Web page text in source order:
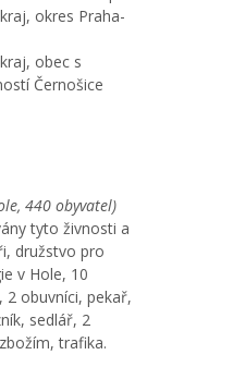
okres Praha-
obec s
Černošice
440 obyvatel)
tyto živnosti a
družstvo pro
v Hole, 10
2 obuvníci, pekař,
sedlář, 2
trafika.